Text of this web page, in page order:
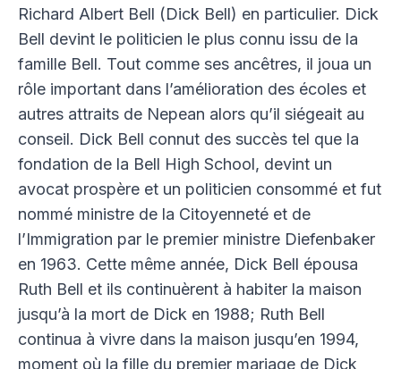
Richard Albert Bell (Dick Bell) en particulier. Dick
Bell devint le politicien le plus connu issu de la
famille Bell. Tout comme ses ancêtres, il joua un
rôle important dans l’amélioration des écoles et
autres attraits de Nepean alors qu’il siégeait au
conseil. Dick Bell connut des succès tel que la
fondation de la Bell High School, devint un
avocat prospère et un politicien consommé et fut
nommé ministre de la Citoyenneté et de
l’Immigration par le premier ministre Diefenbaker
en 1963. Cette même année, Dick Bell épousa
Ruth Bell et ils continuèrent à habiter la maison
jusqu’à la mort de Dick en 1988; Ruth Bell
continua à vivre dans la maison jusqu’en 1994,
moment où la fille du premier mariage de Dick